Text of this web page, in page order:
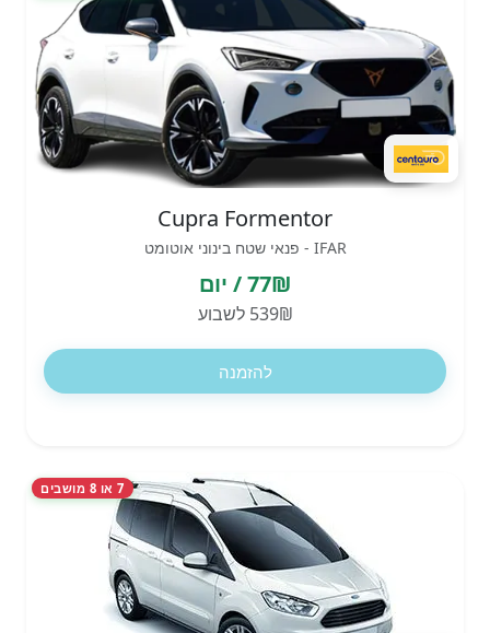
Cupra Formentor
IFAR - פנאי שטח בינוני אוטומט
77₪ / יום
539₪ לשבוע
להזמנה
7 או 8 מושבים